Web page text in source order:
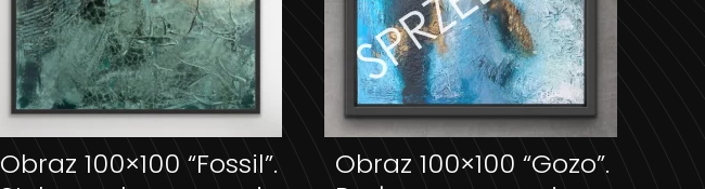
Obraz 100×100 “Fossil”.
DODAJ DO KOSZYKA
Obraz 100×100 “Gozo”.
DODAJ DO KOSZYKA